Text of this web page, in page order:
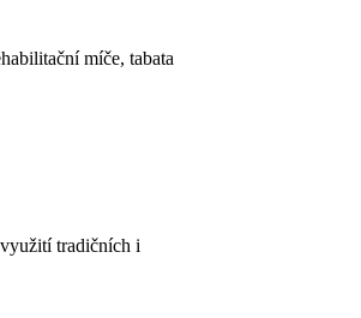
míče, tabata
tradičních i